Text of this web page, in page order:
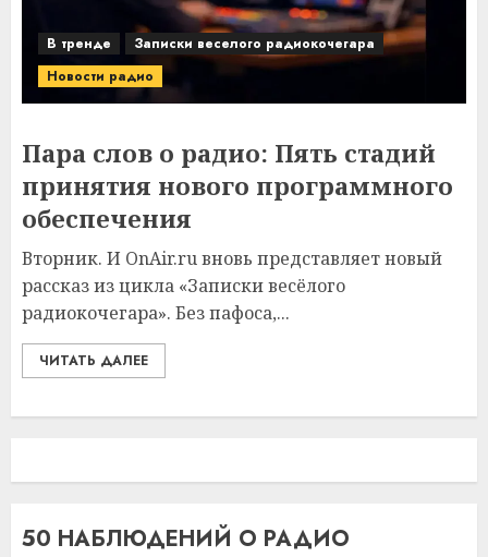
В тренде
Записки веселого радиокочегара
Новости радио
Пара слов о радио: Пять стадий
принятия нового программного
обеспечения
Вторник. И OnAir.ru вновь представляет новый
рассказ из цикла «Записки весёлого
радиокочегара». Без пафоса,...
ЧИТАТЬ ДАЛЕЕ
50 НАБЛЮДЕНИЙ О РАДИО